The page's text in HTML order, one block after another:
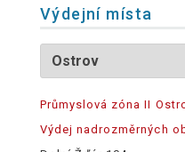
Výdejní místa
Průmyslová zóna II
Výdej nadrozměrných